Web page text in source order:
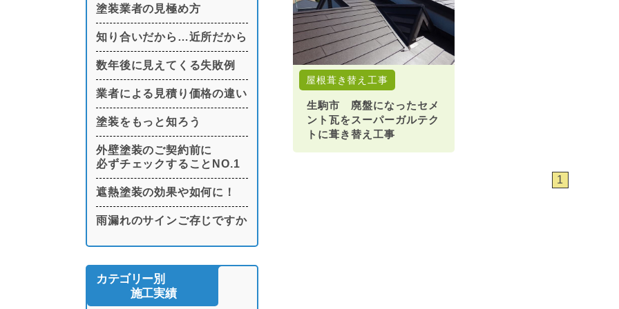
塗装業者の見極め方
知り合いだから…近所だから
数年後に見えてくる失敗例
業者による見積り価格の違い
塗装をもっと知ろう
外壁塗装のご契約前に
必ずチェックすることNO.1
遮熱塗装の効果や如何に！
雨漏れのサインご存じですか
カテゴリー別
施工実績
屋根葺き替え工事
生駒市 廃盤になったセメ
ント瓦をスーパーガルテク
トに葺き替え工事
1